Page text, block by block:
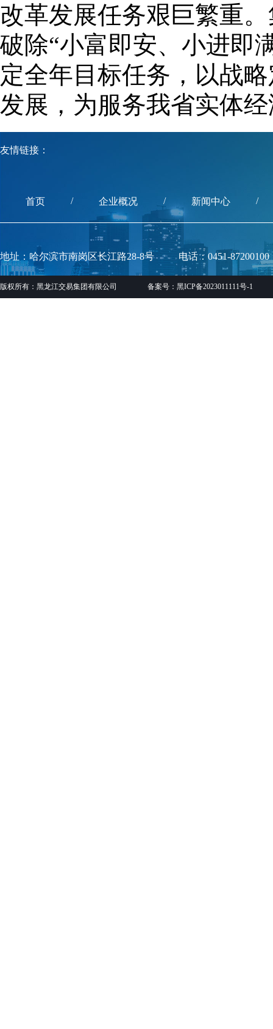
改革发展任务艰巨繁重
破除“小富即安、小进即
定全年目标任务，以战
发展，为服务我省实体
友情链接：
首页 / 企业概况 / 新闻中心 /
地址：哈尔滨市南岗区长江路28-8号 电话：0451-87200100
版权所有：黑龙江交易集团有限公司 备案号：黑ICP备2023011111号-1